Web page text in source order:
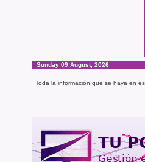
Sunday 09 August, 2026
Toda la información que se haya en